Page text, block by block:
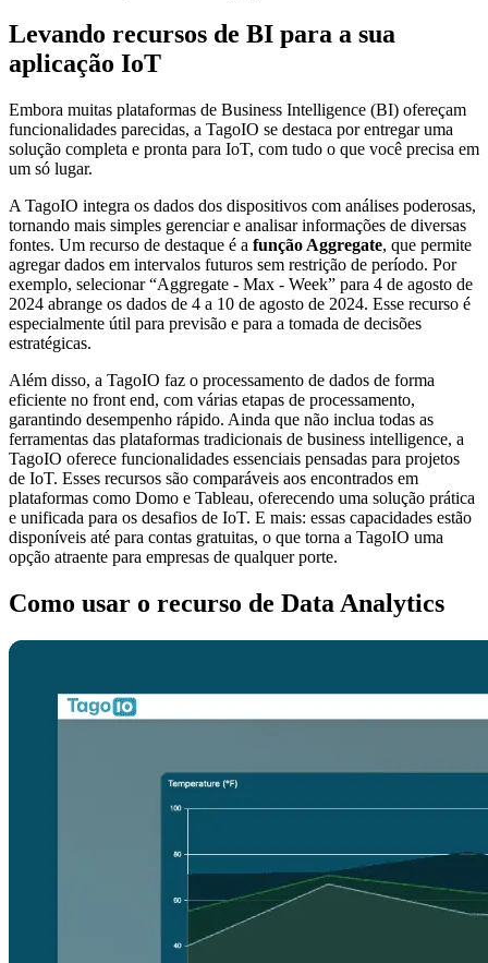
Levando recursos de BI para a sua
aplicação IoT
Embora muitas plataformas de Business Intelligence (BI) ofereçam
funcionalidades parecidas, a TagoIO se destaca por entregar uma
solução completa e pronta para IoT, com tudo o que você precisa em
um só lugar.
A TagoIO integra os dados dos dispositivos com análises poderosas,
tornando mais simples gerenciar e analisar informações de diversas
fontes. Um recurso de destaque é a função Aggregate, que permite
agregar dados em intervalos futuros sem restrição de período. Por
exemplo, selecionar “Aggregate - Max - Week” para 4 de agosto de
2024 abrange os dados de 4 a 10 de agosto de 2024. Esse recurso é
especialmente útil para previsão e para a tomada de decisões
estratégicas.
Além disso, a TagoIO faz o processamento de dados de forma
eficiente no front end, com várias etapas de processamento,
garantindo desempenho rápido. Ainda que não inclua todas as
ferramentas das plataformas tradicionais de business intelligence, a
TagoIO oferece funcionalidades essenciais pensadas para projetos
de IoT. Esses recursos são comparáveis aos encontrados em
plataformas como Domo e Tableau, oferecendo uma solução prática
e unificada para os desafios de IoT. E mais: essas capacidades estão
disponíveis até para contas gratuitas, o que torna a TagoIO uma
opção atraente para empresas de qualquer porte.
Como usar o recurso de Data Analytics